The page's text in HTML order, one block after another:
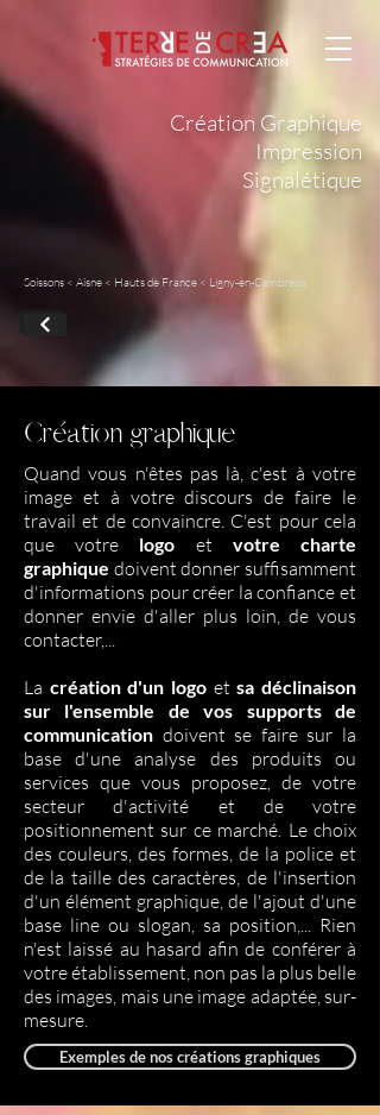
Soissons < Aisne < Hauts de France < Ligny-en-Cambresis
Création Graphique
Impression
Signalétique
Création graphique
Quand vous n'êtes pas là, c'est à votre
image et à votre discours de faire le
travail et de convaincre. C'est pour cela
que votre logo et votre charte
graphique doivent donner suffisamment
d'informations pour créer la confiance et
donner envie d'aller plus loin, de vous
contacter,...
La création d'un logo etsa déclinaison
sur l'ensemble de vos supports de
communication doivent se faire sur la
base d'une analyse des produits ou
services que vous proposez, de votre
secteur d'activité et de votre
positionnement sur ce marché. Le choix
des couleurs, des formes, de la police et
de la taille des caractères, de l'insertion
d'un élément graphique, de l'ajout d'une
base line ou slogan, sa position,... Rien
n'est laissé au hasard afin de conférer à
votre établissement, non pas la plus belle
des images, mais une image adaptée, sur-
mesure.
Exemples de nos créations graphiques